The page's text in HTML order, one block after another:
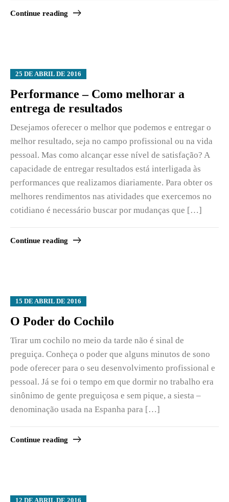
Continue reading
25 DE ABRIL DE 2016
Performance – Como melhorar a
entrega de resultados
Desejamos oferecer o melhor que podemos e entregar o
melhor resultado, seja no campo profissional ou na vida
pessoal. Mas como alcançar esse nível de satisfação? A
capacidade de entregar resultados está interligada às
performances que realizamos diariamente. Para obter os
melhores rendimentos nas atividades que exercemos no
cotidiano é necessário buscar por mudanças que […]
Continue reading
15 DE ABRIL DE 2016
O Poder do Cochilo
Tirar um cochilo no meio da tarde não é sinal de
preguiça. Conheça o poder que alguns minutos de sono
pode oferecer para o seu desenvolvimento profissional e
pessoal. Já se foi o tempo em que dormir no trabalho era
sinônimo de gente preguiçosa e sem pique, a siesta –
denominação usada na Espanha para […]
Continue reading
12 DE ABRIL DE 2016